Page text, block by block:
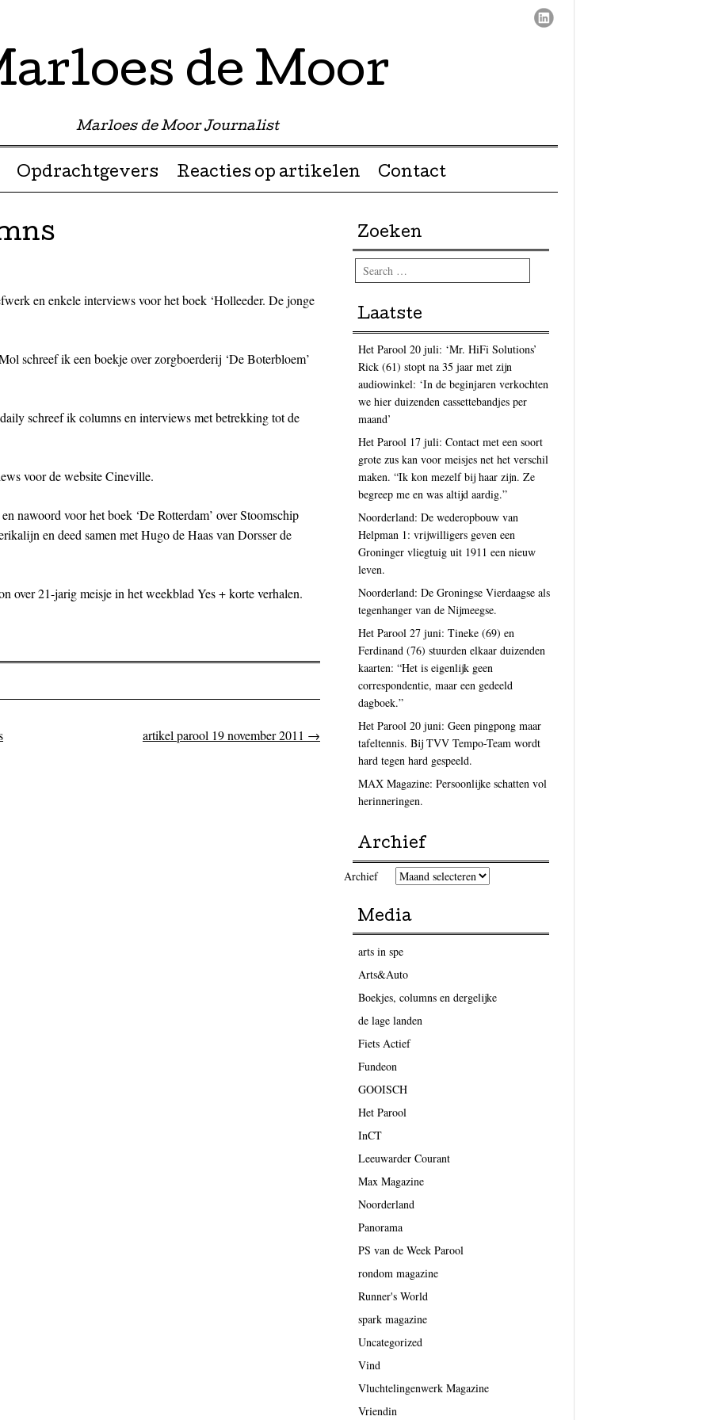
de Moor
Marloes de Moor Journalist
Opdrachtgevers Reacties op artikelen Contact
en enkele interviews voor het boek ‘Holleeder. De jonge
schreef ik een boekje over zorgboerderij ‘De Boterbloem’
schreef ik columns en interviews met betrekking tot de
voor de website Cineville.
nawoord voor het boek ‘De Rotterdam’ over Stoomschip
en deed samen met Hugo de Haas van Dorsser de
over 21-jarig meisje in het weekblad Yes + korte verhalen.
artikel parool 19 november 2011 →
Zoeken
Search
Laatste
Het Parool 20 juli: ‘Mr. HiFi Solutions’
Rick (61) stopt na 35 jaar met zijn
audiowinkel: ‘In de beginjaren verkochten
we hier duizenden cassettebandjes per
maand’
Het Parool 17 juli: Contact met een soort
grote zus kan voor meisjes net het verschil
maken. “Ik kon mezelf bij haar zijn. Ze
begreep me en was altijd aardig.”
Noorderland: De wederopbouw van
Helpman 1: vrijwilligers geven een
Groninger vliegtuig uit 1911 een nieuw
leven.
Noorderland: De Groningse Vierdaagse als
tegenhanger van de Nijmeegse.
Het Parool 27 juni: Tineke (69) en
Ferdinand (76) stuurden elkaar duizenden
kaarten: “Het is eigenlijk geen
correspondentie, maar een gedeeld
dagboek.”
Het Parool 20 juni: Geen pingpong maar
tafeltennis. Bij TVV Tempo-Team wordt
hard tegen hard gespeeld.
MAX Magazine: Persoonlijke schatten vol
herinneringen.
Archief
Archief
Media
arts in spe
Arts&Auto
Boekjes, columns en dergelijke
de lage landen
Fiets Actief
Fundeon
GOOISCH
Het Parool
InCT
Leeuwarder Courant
Max Magazine
Noorderland
Panorama
PS van de Week Parool
rondom magazine
Runner's World
spark magazine
Uncategorized
Vind
Vluchtelingenwerk Magazine
Vriendin